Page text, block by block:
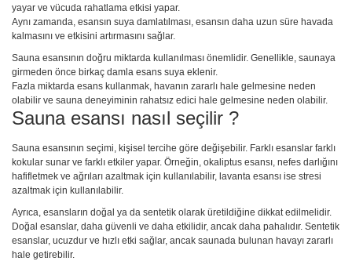
yayar ve vücuda rahatlama etkisi yapar.
Aynı zamanda, esansın suya damlatılması, esansın daha uzun süre havada
kalmasını ve etkisini artırmasını sağlar.
Sauna esansının doğru miktarda kullanılması önemlidir. Genellikle, saunaya
girmeden önce birkaç damla esans suya eklenir.
Fazla miktarda esans kullanmak, havanın zararlı hale gelmesine neden
olabilir ve sauna deneyiminin rahatsız edici hale gelmesine neden olabilir.
Sauna esansı nasıl seçilir ?
Sauna esansının seçimi, kişisel tercihe göre değişebilir. Farklı esanslar farklı
kokular sunar ve farklı etkiler yapar. Örneğin, okaliptus esansı, nefes darlığını
hafifletmek ve ağrıları azaltmak için kullanılabilir, lavanta esansı ise stresi
azaltmak için kullanılabilir.
Ayrıca, esansların doğal ya da sentetik olarak üretildiğine dikkat edilmelidir.
Doğal esanslar, daha güvenli ve daha etkilidir, ancak daha pahalıdır. Sentetik
esanslar, ucuzdur ve hızlı etki sağlar, ancak saunada bulunan havayı zararlı
hale getirebilir.